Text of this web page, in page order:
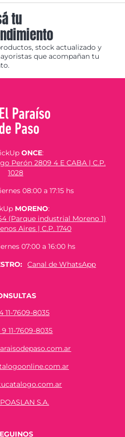
tu
stock actualizado y
que acompañan tu
ONCE:
Perón 2809 4 E CABA | C.P.
1028
08:00 a 17:15 hs
MORENO:
(Parque industrial Moreno 1)
Aires | C.P. 1740
07:00 a 16:00 hs
Canal de WhatsApp
11-7609-8035
9 11-7609-8035
S.A.